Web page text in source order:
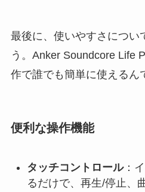
最後に、使いやすさについ
う。Anker Soundcore Life
作で誰でも簡単に使えるん
便利な操作機能
タッチコントロール：
るだけで、再生/停止、